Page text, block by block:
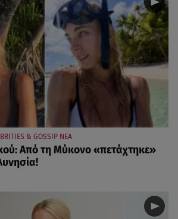
& GOSSIP ΝΕΑ
Από τη Μύκονο «πετάχτηκε»